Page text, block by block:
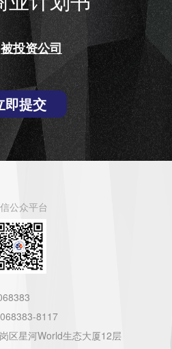
被投资公司
即提交
公众平台
8117
区星河World生态大厦12层